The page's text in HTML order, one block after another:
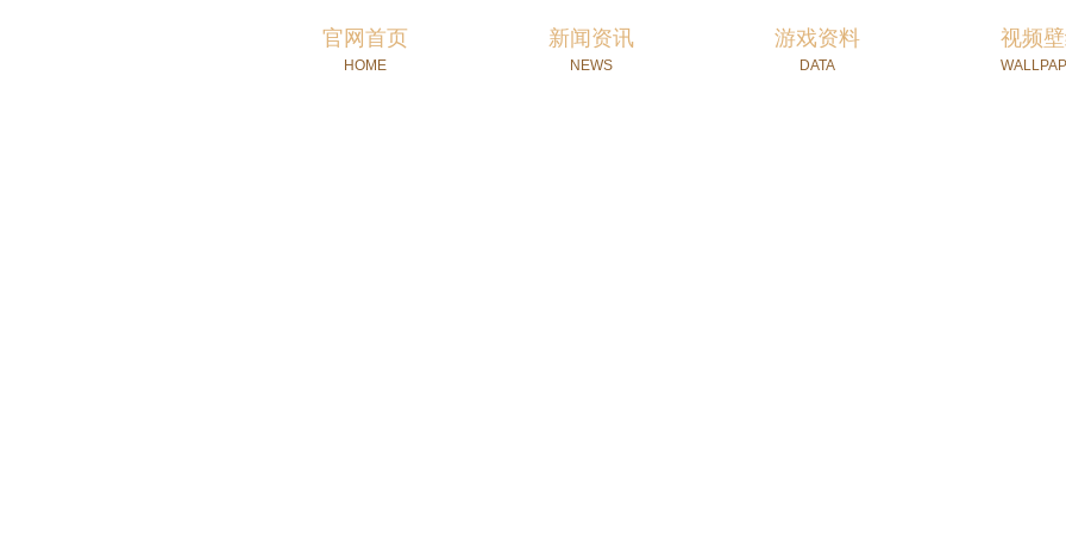
官网首页
HOME
新闻资讯
NEWS
游戏资料
DATA
视频